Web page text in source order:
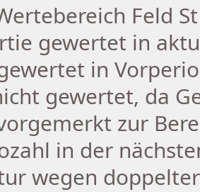
Feld
gewertet in
in
gewertet, da
zur
in der
wegen